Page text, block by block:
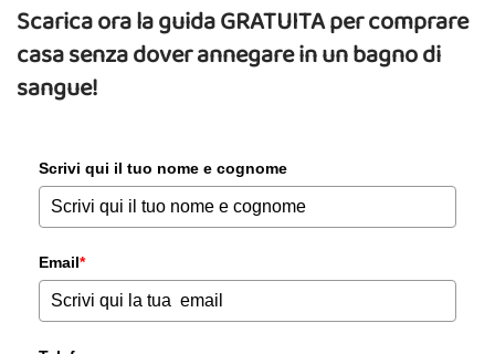
Scarica ora la guida GRATUITA per comprare
casa senza dover annegare in un bagno di
sangue!
Scrivi qui il tuo nome e cognome
Email*